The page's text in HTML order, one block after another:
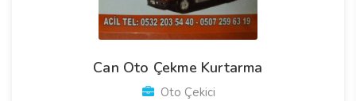
Can Oto Çekme Kurtarma
Oto Çekici